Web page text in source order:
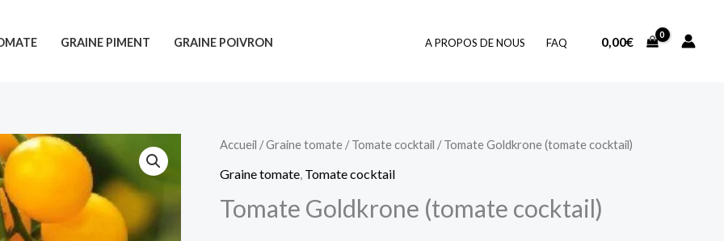
GRAINE PIMENT GRAINE POIVRON A PROPOS DE NOUS FAQ 0,00€
Accueil /Graine tomate /Tomate cocktail / Tomate Goldkrone (tomate cocktail)
Graine tomate Tomate cocktail
Tomate Goldkrone (tomate cocktail)